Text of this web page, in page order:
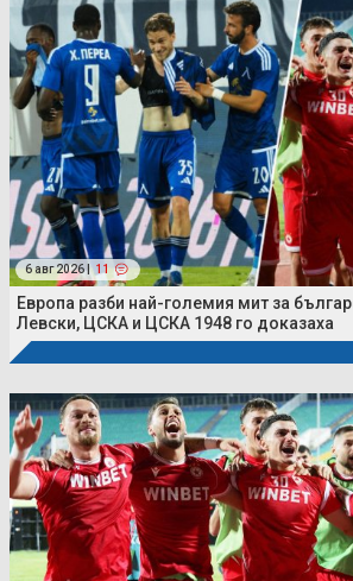
6 авг 2026 | 11
Европа разби най-големия мит за
Левски, ЦСКА и ЦСКА 1948 го доказаха